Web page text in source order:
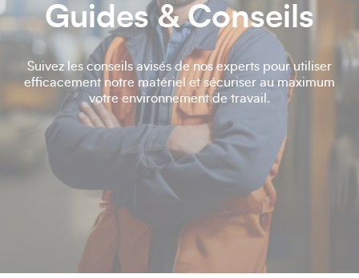
Guides & Conseils
Suivez les conseils avisés de nos experts pour utiliser
efficacement notre matériel et sécuriser au maximum
votre environnement de travail.